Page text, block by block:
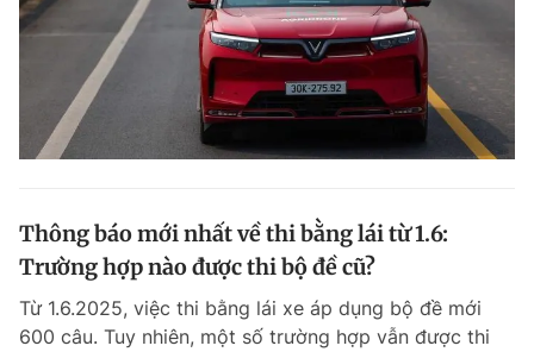
Thông báo mới nhất về thi bằng lái từ 1.6:
Trường hợp nào được thi bộ đề cũ?
Từ 1.6.2025, việc thi bằng lái xe áp dụng bộ đề mới
600 câu. Tuy nhiên, một số trường hợp vẫn được thi